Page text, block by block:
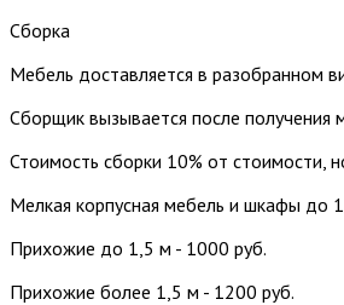
Сборка
Мебель доставляется в разобранном
Сборщик вызывается после получения
Стоимость сборки 10% от стоимости,
Мелкая корпусная мебель и шкафы до
Прихожие до 1,5 м - 1000 руб.
Прихожие более 1,5 м - 1200 руб.